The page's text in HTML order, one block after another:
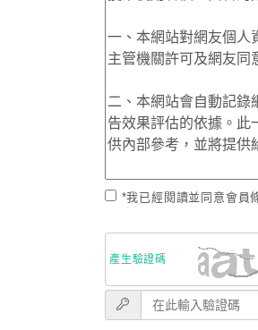
*我已經閱讀並同意會員
產生驗證碼